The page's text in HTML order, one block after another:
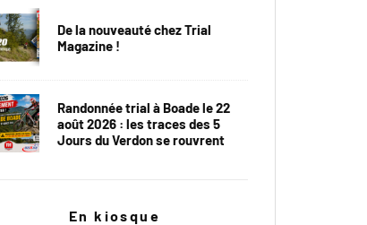
De la nouveauté chez Trial
Magazine !
Randonnée trial à Boade le 22
août 2026 : les traces des 5
Jours du Verdon se rouvrent
En kiosque